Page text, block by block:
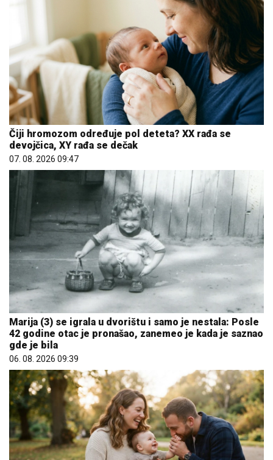
Čiji hromozom određuje pol deteta? XX rađa se
devojčica, XY rađa se dečak
07. 08. 2026 09:47
Marija (3) se igrala u dvorištu i samo je nestala: Posle
42 godine otac je pronašao, zanemeo je kada je saznao
gde je bila
06. 08. 2026 09:39